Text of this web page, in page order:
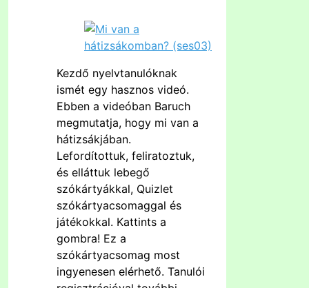
Kezdő nyelvtanulóknak
ismét egy hasznos videó.
Ebben a videóban Baruch
megmutatja, hogy mi van a
hátizsákjában.
Lefordítottuk, feliratoztuk,
és elláttuk lebegő
szókártyákkal, Quizlet
szókártyacsomaggal és
játékokkal. Kattints a
gombra! Ez a
szókártyacsomag most
ingyenesen elérhető. Tanulói